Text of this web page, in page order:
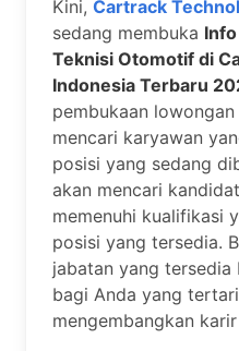
Kini, Cartrack
sedang membuka
Teknisi Otomotif di
Indonesia Terbaru
pembukaan
mencari karyawan
posisi yang sedang
akan mencari
memenuhi kualifikasi
posisi yang tersedia.
jabatan yang
bagi Anda yang
mengembangkan